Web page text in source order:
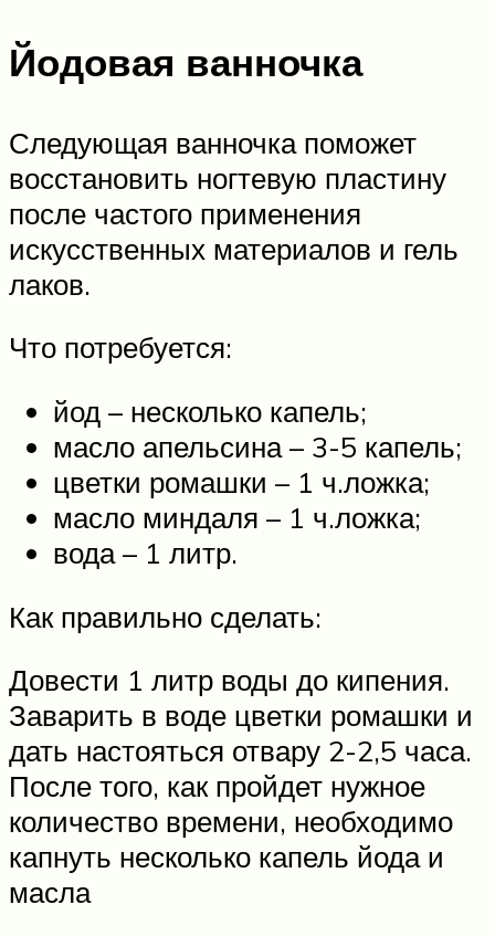
Йодовая ванночка
Следующая ванночка поможет
восстановить ногтевую пластину
после частого применения
искусственных материалов и гель
лаков.
Что потребуется:
йод – несколько капель;
масло апельсина – 3-5 капель;
цветки ромашки – 1 ч.ложка;
масло миндаля – 1 ч.ложка;
вода – 1 литр.
Как правильно сделать:
Довести 1 литр воды до кипения.
Заварить в воде цветки ромашки и
дать настояться отвару 2-2,5 часа.
После того, как пройдет нужное
количество времени, необходимо
капнуть несколько капель йода и
масла